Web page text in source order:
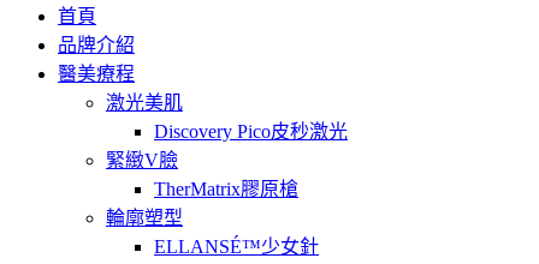
首頁
品牌介紹
醫美療程
激光美肌
Discovery Pico皮秒激光
緊緻V臉
TherMatrix膠原槍
輪廓塑型
ELLANSÉ™少女針